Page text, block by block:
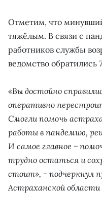
Отметим, что
тяжёлым. В связи с
работников службы
ведомство обратились
«Вы достойно
оперативно
Смогли помочь
работы в пандемию,
И самое главное −
трудно остаться и
стоит», − подчеркнул
Астраханской